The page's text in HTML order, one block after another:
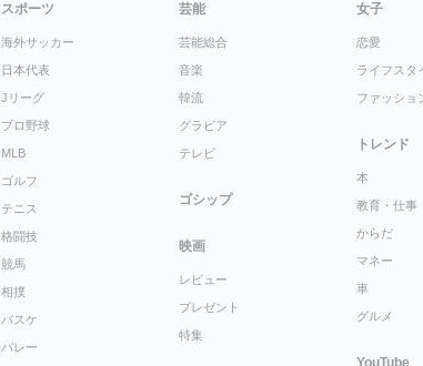
スポーツ
海外サッカー
日本代表
Jリーグ
プロ野球
MLB
ゴルフ
テニス
格闘技
競馬
相撲
バスケ
バレー
芸能
芸能総合
音楽
韓流
グラビア
テレビ
ゴシップ
映画
レビュー
プレゼント
特集
女子
恋愛
ライフスタ
ファッショ
トレンド
本
教育・仕事
からだ
マネー
車
グルメ
YouTube